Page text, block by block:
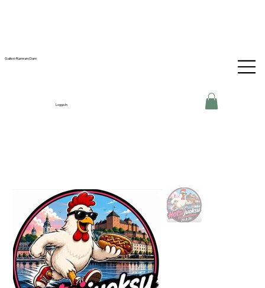
Galleri-Ramram Dam
Logga in